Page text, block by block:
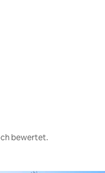
bewertet.